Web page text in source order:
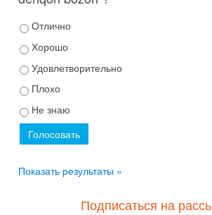
Отлично
Хорошо
Удовлетворительно
Плохо
Не знаю
Показать результаты »
Подписаться на